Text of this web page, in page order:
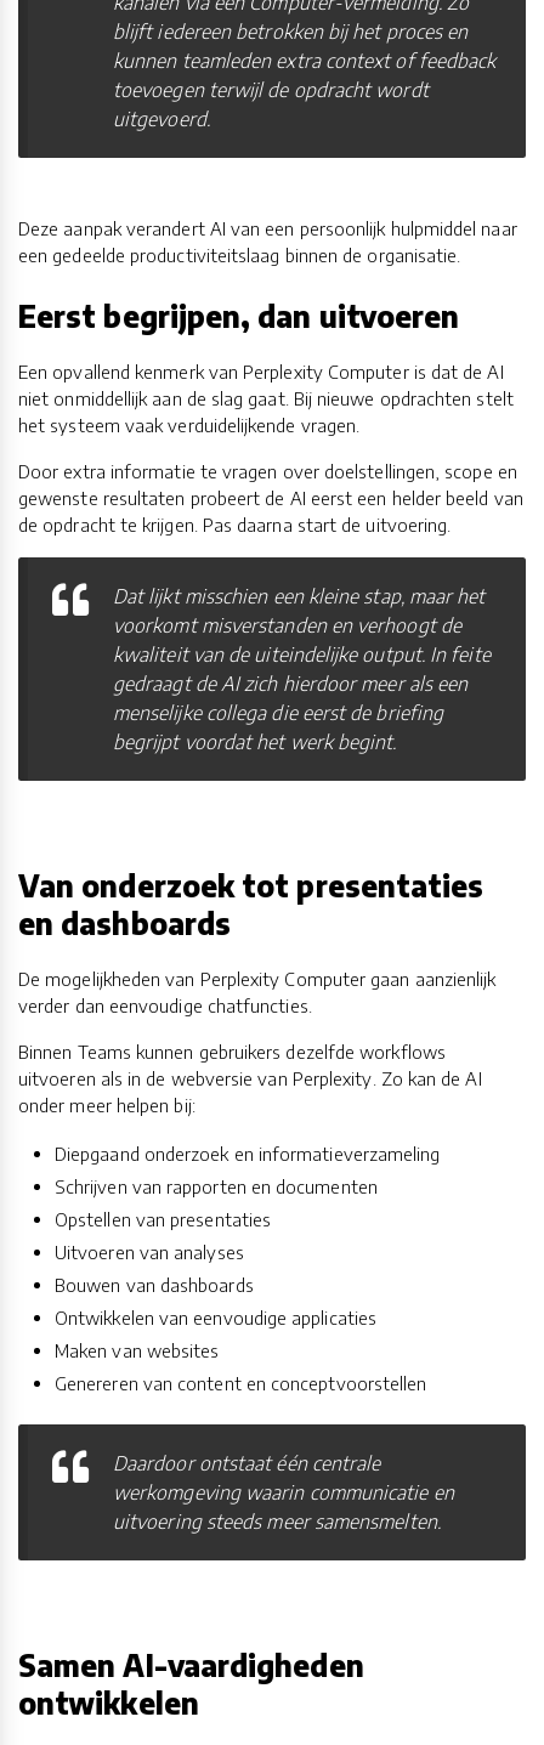
blijft iedereen betrokken bij het proces en
kunnen teamleden extra context of feedback
toevoegen terwijl de opdracht wordt
uitgevoerd.
Deze aanpak verandert AI van een persoonlijk hulpmiddel naar
een gedeelde productiviteitslaag binnen de organisatie.
Eerst begrijpen, dan uitvoeren
Een opvallend kenmerk van Perplexity Computer is dat de AI
niet onmiddellijk aan de slag gaat. Bij nieuwe opdrachten stelt
het systeem vaak verduidelijkende vragen.
Door extra informatie te vragen over doelstellingen, scope en
gewenste resultaten probeert de AI eerst een helder beeld van
de opdracht te krijgen. Pas daarna start de uitvoering.
Dat lijkt misschien een kleine stap, maar het
voorkomt misverstanden en verhoogt de
kwaliteit van de uiteindelijke output. In feite
gedraagt de AI zich hierdoor meer als een
menselijke collega die eerst de briefing
begrijpt voordat het werk begint.
Van onderzoek tot presentaties
en dashboards
De mogelijkheden van Perplexity Computer gaan aanzienlijk
verder dan eenvoudige chatfuncties.
Binnen Teams kunnen gebruikers dezelfde workflows
uitvoeren als in de webversie van Perplexity. Zo kan de AI
onder meer helpen bij:
Diepgaand onderzoek en informatieverzameling
Schrijven van rapporten en documenten
Opstellen van presentaties
Uitvoeren van analyses
Bouwen van dashboards
Ontwikkelen van eenvoudige applicaties
Maken van websites
Genereren van content en conceptvoorstellen
Daardoor ontstaat één centrale
werkomgeving waarin communicatie en
uitvoering steeds meer samensmelten.
Samen AI-vaardigheden
ontwikkelen